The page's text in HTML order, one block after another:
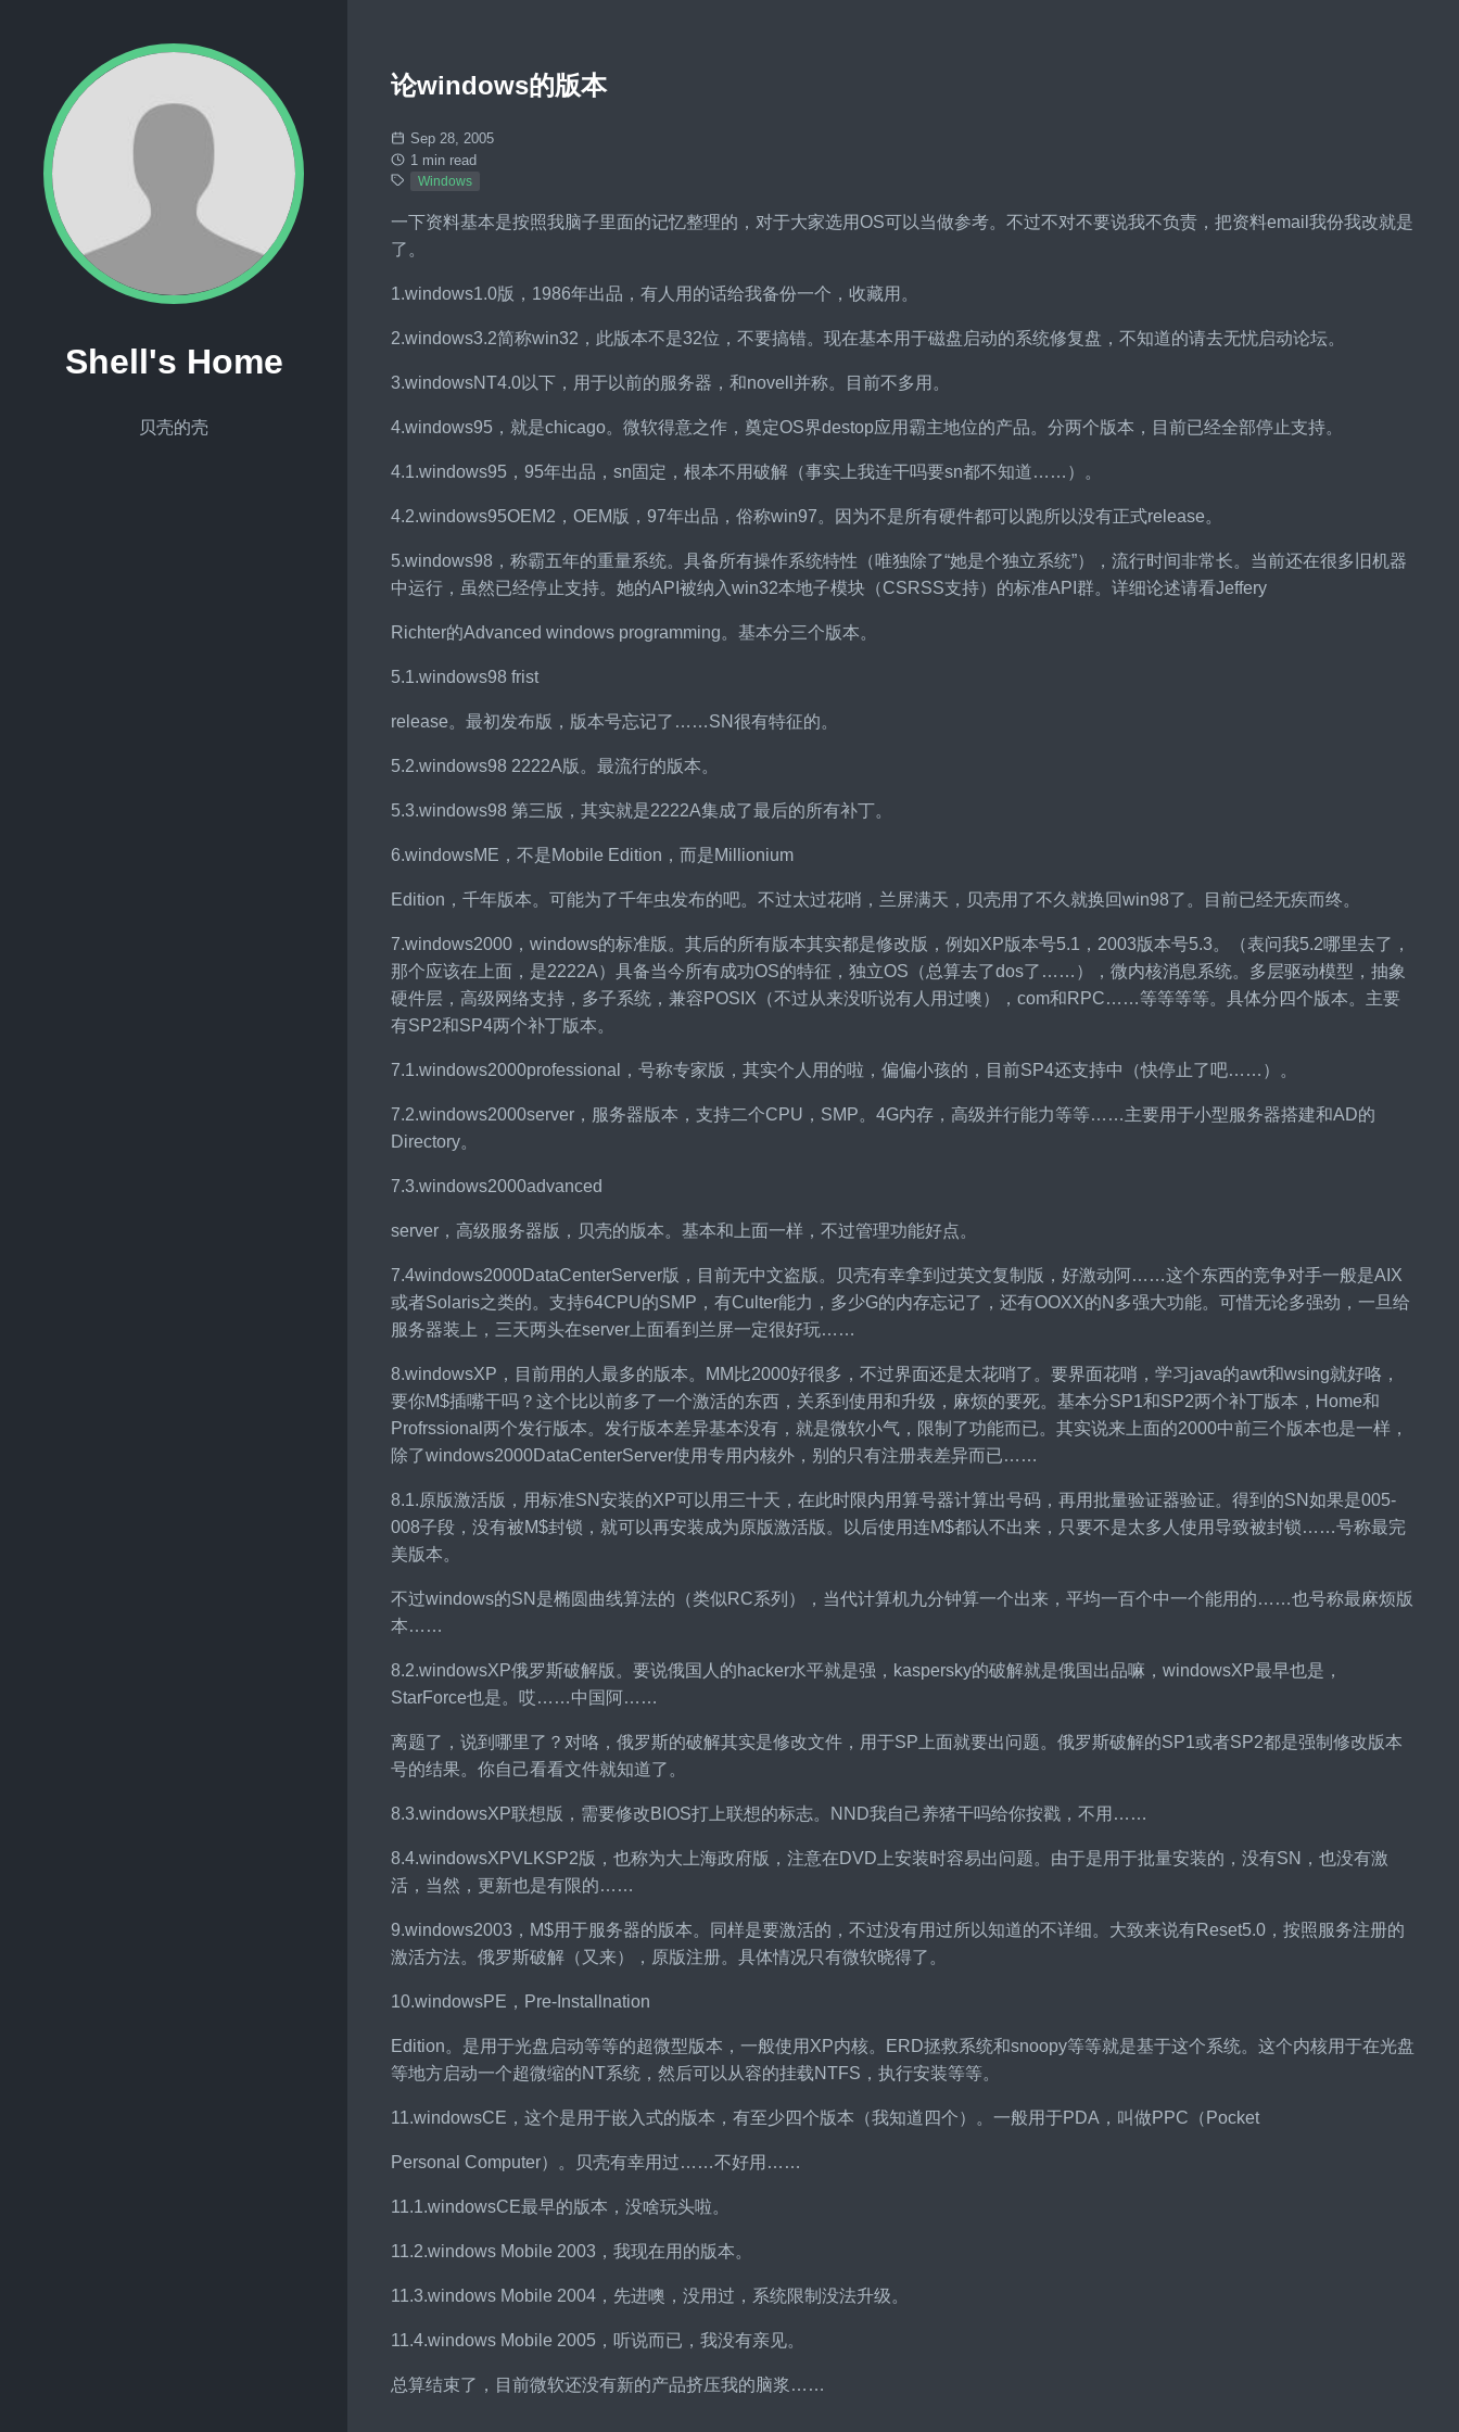
Shell's Home
贝壳的壳
论windows的版本
Sep 28, 2005
1 min read
Windows
一下资料基本是按照我脑子里面的记忆整理的，对于大家选用OS可以当做参考。不过不对不要说我不负责，把资料email我份我改就是
了。
1.windows1.0版，1986年出品，有人用的话给我备份一个，收藏用。
2.windows3.2简称win32，此版本不是32位，不要搞错。现在基本用于磁盘启动的系统修复盘，不知道的请去无忧启动论坛。
3.windowsNT4.0以下，用于以前的服务器，和novell并称。目前不多用。
4.windows95，就是chicago。微软得意之作，奠定OS界destop应用霸主地位的产品。分两个版本，目前已经全部停止支持。
4.1.windows95，95年出品，sn固定，根本不用破解（事实上我连干吗要sn都不知道……）。
4.2.windows95OEM2，OEM版，97年出品，俗称win97。因为不是所有硬件都可以跑所以没有正式release。
5.windows98，称霸五年的重量系统。具备所有操作系统特性（唯独除了“她是个独立系统”），流行时间非常长。当前还在很多旧机器
中运行，虽然已经停止支持。她的API被纳入win32本地子模块（CSRSS支持）的标准API群。详细论述请看Jeffery
Richter的Advanced windows programming。基本分三个版本。
5.1.windows98 frist
release。最初发布版，版本号忘记了……SN很有特征的。
5.2.windows98 2222A版。最流行的版本。
5.3.windows98 第三版，其实就是2222A集成了最后的所有补丁。
6.windowsME，不是Mobile Edition，而是Millionium
Edition，千年版本。可能为了千年虫发布的吧。不过太过花哨，兰屏满天，贝壳用了不久就换回win98了。目前已经无疾而终。
7.windows2000，windows的标准版。其后的所有版本其实都是修改版，例如XP版本号5.1，2003版本号5.3。（表问我5.2哪里去了，
那个应该在上面，是2222A）具备当今所有成功OS的特征，独立OS（总算去了dos了……），微内核消息系统。多层驱动模型，抽象
硬件层，高级网络支持，多子系统，兼容POSIX（不过从来没听说有人用过噢），com和RPC……等等等等。具体分四个版本。主要
有SP2和SP4两个补丁版本。
7.1.windows2000professional，号称专家版，其实个人用的啦，偏偏小孩的，目前SP4还支持中（快停止了吧……）。
7.2.windows2000server，服务器版本，支持二个CPU，SMP。4G内存，高级并行能力等等……主要用于小型服务器搭建和AD的
Directory。
7.3.windows2000advanced
server，高级服务器版，贝壳的版本。基本和上面一样，不过管理功能好点。
7.4windows2000DataCenterServer版，目前无中文盗版。贝壳有幸拿到过英文复制版，好激动阿……这个东西的竞争对手一般是AIX
或者Solaris之类的。支持64CPU的SMP，有Culter能力，多少G的内存忘记了，还有OOXX的N多强大功能。可惜无论多强劲，一旦给
服务器装上，三天两头在server上面看到兰屏一定很好玩……
8.windowsXP，目前用的人最多的版本。MM比2000好很多，不过界面还是太花哨了。要界面花哨，学习java的awt和wsing就好咯，
要你M$插嘴干吗？这个比以前多了一个激活的东西，关系到使用和升级，麻烦的要死。基本分SP1和SP2两个补丁版本，Home和
Profrssional两个发行版本。发行版本差异基本没有，就是微软小气，限制了功能而已。其实说来上面的2000中前三个版本也是一样，
除了windows2000DataCenterServer使用专用内核外，别的只有注册表差异而已……
8.1.原版激活版，用标准SN安装的XP可以用三十天，在此时限内用算号器计算出号码，再用批量验证器验证。得到的SN如果是005-
008子段，没有被M$封锁，就可以再安装成为原版激活版。以后使用连M$都认不出来，只要不是太多人使用导致被封锁……号称最完
美版本。
不过windows的SN是椭圆曲线算法的（类似RC系列），当代计算机九分钟算一个出来，平均一百个中一个能用的……也号称最麻烦版
本……
8.2.windowsXP俄罗斯破解版。要说俄国人的hacker水平就是强，kaspersky的破解就是俄国出品嘛，windowsXP最早也是，
StarForce也是。哎……中国阿……
离题了，说到哪里了？对咯，俄罗斯的破解其实是修改文件，用于SP上面就要出问题。俄罗斯破解的SP1或者SP2都是强制修改版本
号的结果。你自己看看文件就知道了。
8.3.windowsXP联想版，需要修改BIOS打上联想的标志。NND我自己养猪干吗给你按戳，不用……
8.4.windowsXPVLKSP2版，也称为大上海政府版，注意在DVD上安装时容易出问题。由于是用于批量安装的，没有SN，也没有激
活，当然，更新也是有限的……
9.windows2003，M$用于服务器的版本。同样是要激活的，不过没有用过所以知道的不详细。大致来说有Reset5.0，按照服务注册的
激活方法。俄罗斯破解（又来），原版注册。具体情况只有微软晓得了。
10.windowsPE，Pre-Installnation
Edition。是用于光盘启动等等的超微型版本，一般使用XP内核。ERD拯救系统和snoopy等等就是基于这个系统。这个内核用于在光盘
等地方启动一个超微缩的NT系统，然后可以从容的挂载NTFS，执行安装等等。
11.windowsCE，这个是用于嵌入式的版本，有至少四个版本（我知道四个）。一般用于PDA，叫做PPC（Pocket
Personal Computer）。贝壳有幸用过……不好用……
11.1.windowsCE最早的版本，没啥玩头啦。
11.2.windows Mobile 2003，我现在用的版本。
11.3.windows Mobile 2004，先进噢，没用过，系统限制没法升级。
11.4.windows Mobile 2005，听说而已，我没有亲见。
总算结束了，目前微软还没有新的产品挤压我的脑浆……